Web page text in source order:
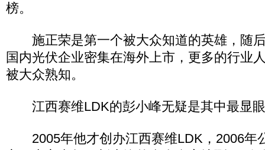
榜。
施正荣是第一个被大众知道的英雄，随后
国内光伏企业密集在海外上市，更多的行业
被大众熟知。
江西赛维LDK的彭小峰无疑是其中最显
2005年他才创办江西赛维LDK，2006年